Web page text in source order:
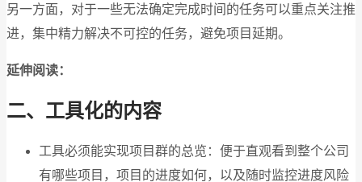
另一方面，对于一些无法确定完成时间的任务可以重点关注推
进，集中精力解决不可控的任务，避免项目延期。
延伸阅读：
二、工具化的内容
工具必须能实现项目群的总览：便于直观看到整个公司
有哪些项目，项目的进度如何，以及随时监控进度风险